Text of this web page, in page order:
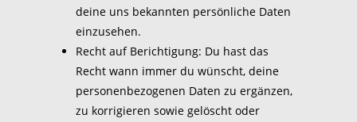
deine uns bekannten persönliche Daten
einzusehen.
Recht auf Berichtigung: Du hast das
Recht wann immer du wünscht, deine
personenbezogenen Daten zu ergänzen,
zu korrigieren sowie gelöscht oder